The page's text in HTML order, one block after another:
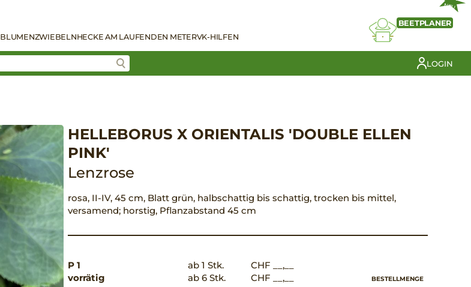
BLUMENZWIEBELNHECKE AM LAUFENDEN METERVK-HILFEN
NEU
BEETPLANER
LOGIN
HELLEBORUS X ORIENTALIS 'DOUBLE ELLEN
PINK'
Lenzrose
rosa, II-IV, 45 cm, Blatt grün, halbschattig bis schattig, trocken bis mittel,
versamend; horstig, Pflanzabstand 45 cm
P 1
vorrätig
ab 1 Stk.
CHF __,__
ab 6 Stk.
CHF __,__ BESTELLMENGE